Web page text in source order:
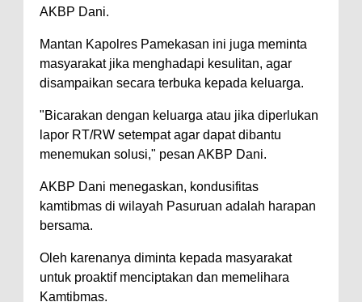
AKBP Dani.
Mantan Kapolres Pamekasan ini juga meminta
masyarakat jika menghadapi kesulitan, agar
disampaikan secara terbuka kepada keluarga.
"Bicarakan dengan keluarga atau jika diperlukan
lapor RT/RW setempat agar dapat dibantu
menemukan solusi," pesan AKBP Dani.
AKBP Dani menegaskan, kondusifitas
kamtibmas di wilayah Pasuruan adalah harapan
bersama.
Oleh karenanya diminta kepada masyarakat
untuk proaktif menciptakan dan memelihara
Kamtibmas.